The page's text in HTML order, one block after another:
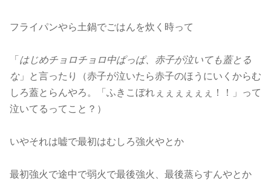
フライパンやら土鍋でごはんを炊く時って
「 はじめチョロチョロ中ぱっぱ、赤子が泣いても蓋とる
な」と言ったり（赤子が泣いたら赤子のほうにいくからむ
しろ蓋とらんやろ。「ふきこぼれぇぇぇぇぇぇ！！」って
泣いてるってこと？）
いやそれは嘘で最初はむしろ強火やとか
最初強火で途中で弱火で最後強火、最後蒸らすんやとか